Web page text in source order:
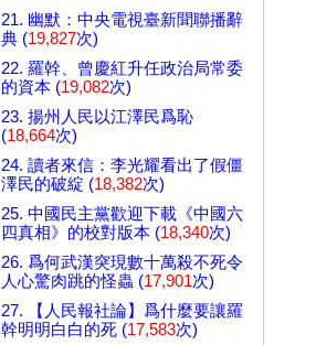
21. 幽默：中央電視臺新聞聯播辭
典 (19,827次)
22. 羅幹、曾慶紅升任政治局常委
的資本 (19,082次)
23. 揚州人民以江澤民爲恥
(18,664次)
24. 讀者來信：李光耀看出了假僵
澤民的破綻 (18,382次)
25. 中國民主黨歡迎下載《中國六
四真相》的校對版本 (18,340次)
26. 爲何武漢突現數十萬殺不死令
人心驚肉跳的怪蟲 (17,901次)
27. 【人民報社論】爲什麼要讓羅
幹明明白白的死 (17,583次)